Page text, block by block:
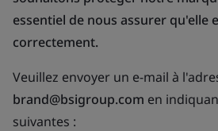
essentiel de nous assurer qu'elle
correctement.
Veuillez envoyer un e-mail à
brand@bsigroup.com en
suivantes :